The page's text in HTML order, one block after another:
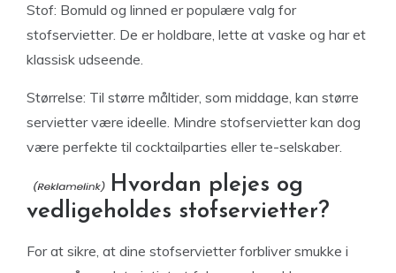
Stof: Bomuld og linned er populære valg for
stofservietter. De er holdbare, lette at vaske og har et
klassisk udseende.
Størrelse: Til større måltider, som middage, kan større
servietter være ideelle. Mindre stofservietter kan dog
være perfekte til cocktailparties eller te-selskaber.
Hvordan plejes og
vedligeholdes stofservietter?
For at sikre, at dine stofservietter forbliver smukke i